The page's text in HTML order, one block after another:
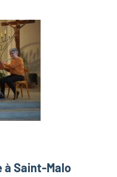
à Saint-Malo